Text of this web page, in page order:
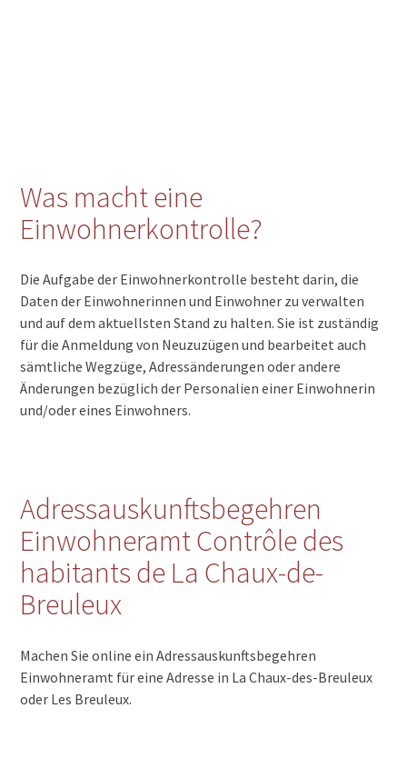
Was macht eine
Einwohnerkontrolle?
Die Aufgabe der Einwohnerkontrolle besteht darin, die
Daten der Einwohnerinnen und Einwohner zu verwalten
und auf dem aktuellsten Stand zu halten. Sie ist zuständig
für die Anmeldung von Neuzuzügen und bearbeitet auch
sämtliche Wegzüge, Adressänderungen oder andere
Änderungen bezüglich der Personalien einer Einwohnerin
und/oder eines Einwohners.
Adressauskunftsbegehren
Einwohneramt Contrôle des
habitants de La Chaux-de-
Breuleux
Machen Sie online ein Adressauskunftsbegehren
Einwohneramt für eine Adresse in La Chaux-des-Breuleux
oder Les Breuleux.